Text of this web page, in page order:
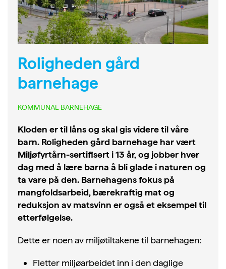
Roligheden gård
barnehage
KOMMUNAL BARNEHAGE
Kloden er til låns og skal gis videre til våre
barn. Roligheden gård barnehage har vært
Miljøfyrtårn-sertifisert i 13 år, og jobber hver
dag med å lære barna å bli glade i naturen og
ta vare på den. Barnehagens fokus på
mangfoldsarbeid, bærekraftig mat og
reduksjon av matsvinn er også et eksempel til
etterfølgelse.
Dette er noen av miljøtiltakene til barnehagen:
Fletter miljøarbeidet inn i den daglige